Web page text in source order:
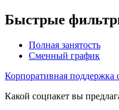
Быстрые
Полная занятость
Сменный график
Корпоративная поддержка
Какой соцпакет вы